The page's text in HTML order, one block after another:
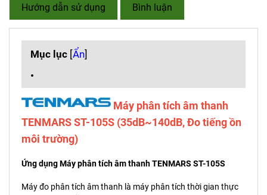
Hướng dẫn sử dụng Bình luận
Mục lục [Ẩn]
Máy phân tích âm thanh
TENMARS ST-105S (35dB~140dB, Đo tiếng ồn
môi trường)
Ứng dụng Máy phân tích âm thanh TENMARS ST-105S
Máy đo phân tích âm thanh là máy phân tích thời gian thực